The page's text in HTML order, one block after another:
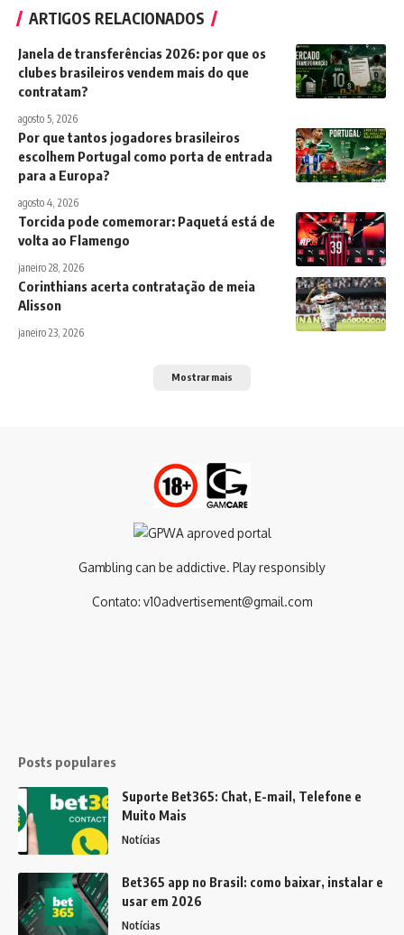
ARTIGOS RELACIONADOS
Janela de transferências 2026: por que os
clubes brasileiros vendem mais do que
contratam?
agosto 5, 2026
Por que tantos jogadores brasileiros
escolhem Portugal como porta de entrada
para a Europa?
agosto 4, 2026
Torcida pode comemorar: Paquetá está de
volta ao Flamengo
janeiro 28, 2026
Corinthians acerta contratação de meia
Alisson
janeiro 23, 2026
Mostrar mais
Gambling can be addictive. Play responsibly
Contato: v10advertisement@gmail.com
Posts populares
Suporte Bet365: Chat, E-mail, Telefone e
Muito Mais
Notícias
Bet365 app no Brasil: como baixar, instalar e
usar em 2026
Notícias